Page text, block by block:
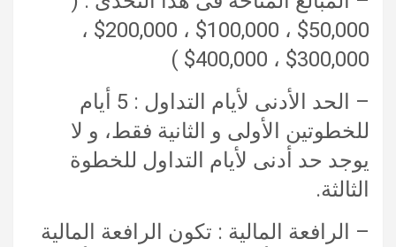
50,000$ ، 100,000$ ، 200,000$ ،
300,000$ ، 400,000$ )
– الحد الأدنى لأيام التداول : 5 أيام
للخطوتين الأولى و الثانية فقط، و لا
يوجد حد أدنى لأيام التداول للخطوة
الثالثة.
– الرافعة المالية : تكون الرافعة المالية